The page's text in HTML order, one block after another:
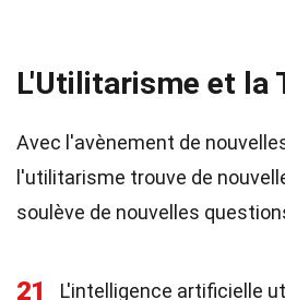
L'Utilitarisme et la
Avec l'avènement de
l'utilitarisme trouve de
soulève de nouvelles
21 L'intelligence artificielle